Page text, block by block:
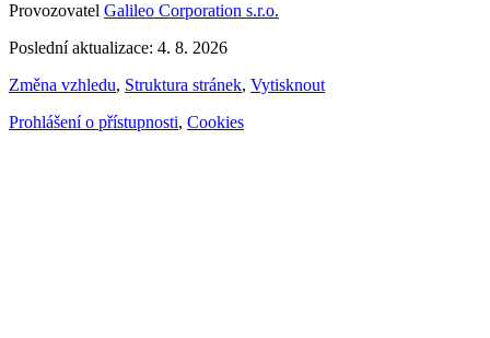
Provozovatel Galileo Corporation s.r.o.
Poslední aktualizace: 4. 8. 2026
Změna vzhledu, Struktura stránek, Vytisknout
Prohlášení o přístupnosti, Cookies